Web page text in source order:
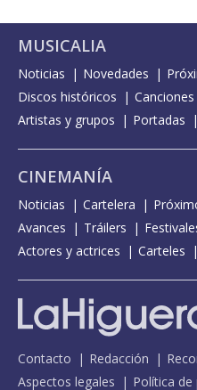
MUSICALIA
Noticias Novedades
Discos históricos
Canciones
Artistas y grupos
Portadas
CINEMANÍA
Noticias Cartelera
Avances
Tráilers
Actores y actrices
Carteles
Contacto Redacción
Aspectos legales
Política de